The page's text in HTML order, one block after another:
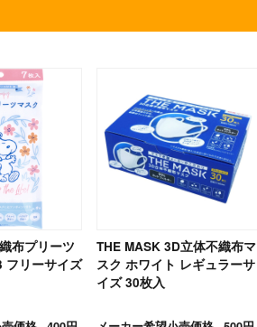
布プリーツ
フリーサイズ
THE MASK 3D立体不織布マ
スク ホワイト レギュラーサ
イズ 30枚入